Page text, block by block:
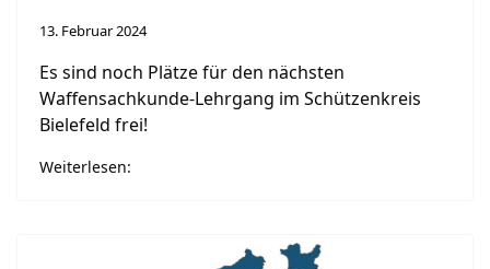
13. Februar 2024
Es sind noch Plätze für den nächsten
Waffensachkunde-Lehrgang im Schützenkreis
Bielefeld frei!
Weiterlesen: